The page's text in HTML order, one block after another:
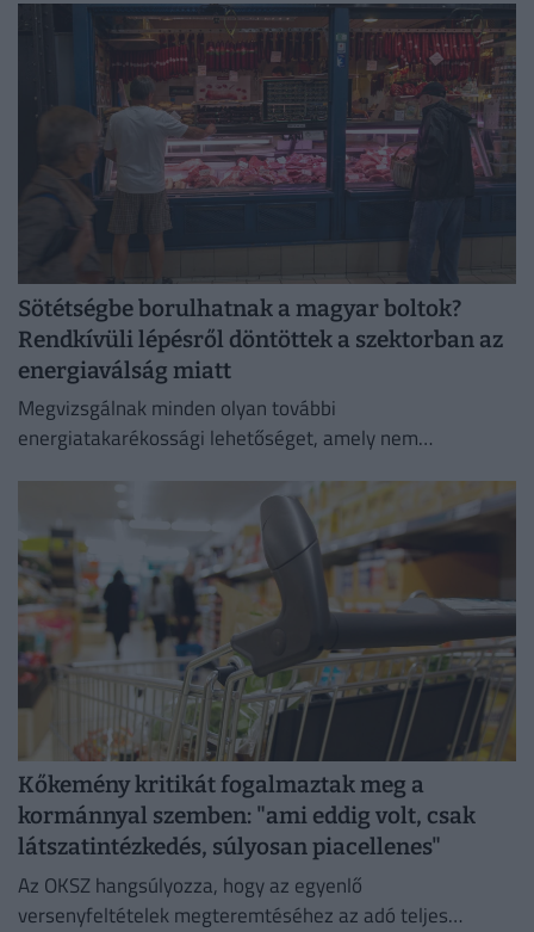
Sötétségbe borulhatnak a magyar boltok?
Rendkívüli lépésről döntöttek a szektorban az
energiaválság miatt
Megvizsgálnak minden olyan további
energiatakarékossági lehetőséget, amely nem
zökkenőmentes kiszolgálását.
Kőkemény kritikát fogalmaztak meg a
kormánnyal szemben: "ami eddig volt, csak
látszatintézkedés, súlyosan piacellenes"
Az OKSZ hangsúlyozza, hogy az egyenlő
versenyfeltételek megteremtéséhez az adó teljes